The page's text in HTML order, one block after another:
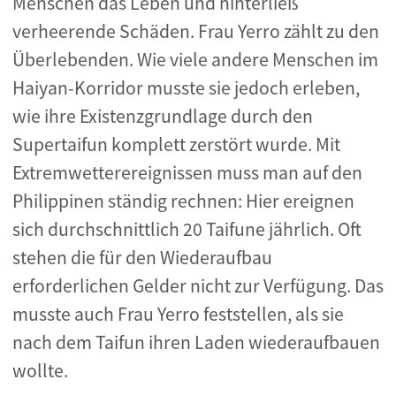
verheerende Schäden. Frau Yerro zählt zu den
Überlebenden. Wie viele andere Menschen im
Haiyan-Korridor musste sie jedoch erleben,
wie ihre Existenzgrundlage durch den
Supertaifun komplett zerstört wurde. Mit
Extremwetterereignissen muss man auf den
Philippinen ständig rechnen: Hier ereignen
sich durchschnittlich 20 Taifune jährlich. Oft
stehen die für den Wiederaufbau
erforderlichen Gelder nicht zur Verfügung. Das
musste auch Frau Yerro feststellen, als sie
nach dem Taifun ihren Laden wiederaufbauen
wollte.